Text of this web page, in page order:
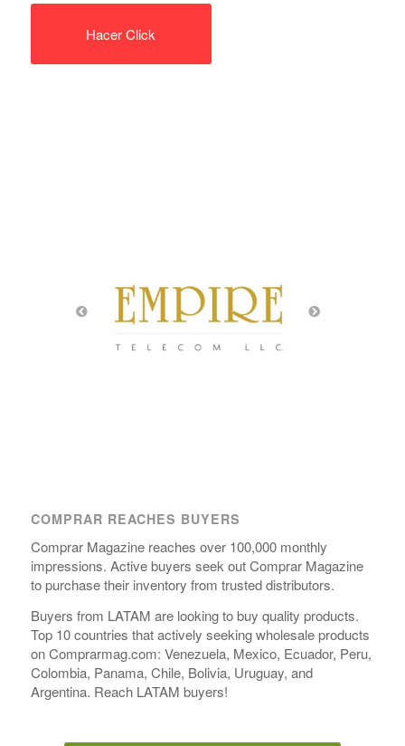
Hacer Click
COMPRAR REACHES BUYERS
Comprar Magazine reaches over 100,000 monthly
impressions. Active buyers seek out Comprar Magazine
to purchase their inventory from trusted distributors.
Buyers from LATAM are looking to buy quality products.
Top 10 countries that actively seeking wholesale products
on Comprarmag.com: Venezuela, Mexico, Ecuador, Peru,
Colombia, Panama, Chile, Bolivia, Uruguay, and
Argentina. Reach LATAM buyers!